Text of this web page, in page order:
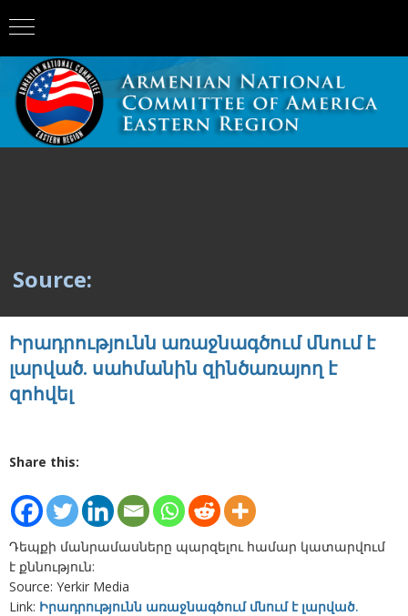
Source:
Իրադրությունն առաջնագծում մնում է
լարված. սահմանին զինծառայող է
զոհվել
Share this:
Դեպքի մանրամասները պարզելու համար կատարվում
է քննություն:
Source: Yerkir Media
Link: Իրադրությունն առաջնագծում մնում է լարված.